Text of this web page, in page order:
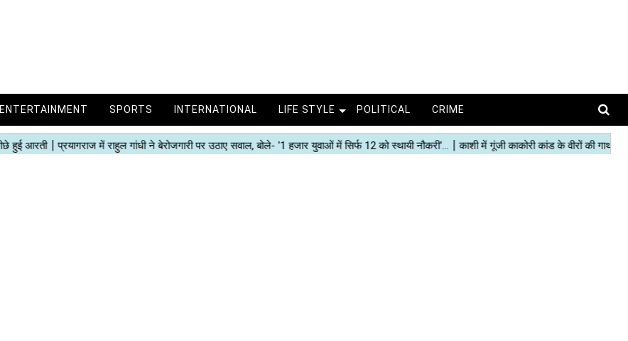
ENTERTAINMENT SPORTS INTERNATIONAL LIFE STYLE POLITICAL CRIME